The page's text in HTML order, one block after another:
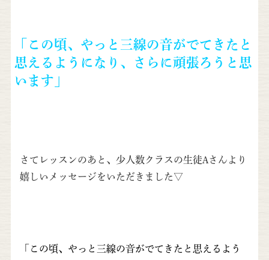
「この頃、やっと三線の音がでてきたと
思えるようになり、
さらに頑張ろうと思
います」
さてレッスンのあと、少人数クラスの生徒Aさんより
嬉しいメッセージをいただきました▽
「この頃、やっと三線の音がでてきたと思えるよう